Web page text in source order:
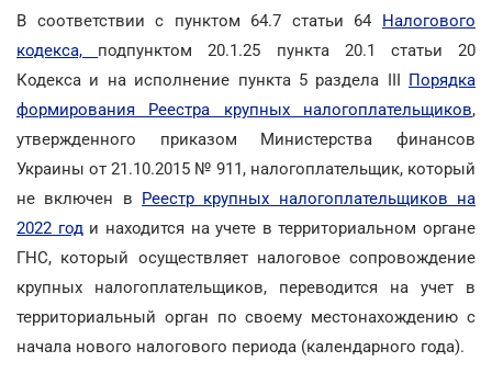
В соответствии с пунктом 64.7 статьи 64 Налогового
кодекса, подпунктом 20.1.25 пункта 20.1 статьи 20
Кодекса и на исполнение пункта 5 раздела ІІІ Порядка
формирования Реестра крупных налогоплательщиков,
утвержденного приказом Министерства финансов
Украины от 21.10.2015 № 911, налогоплательщик, который
не включен в Реестр крупных налогоплательщиков на
2022 годи находится на учете в территориальном органе
ГНС, который осуществляет налоговое сопровождение
крупных налогоплательщиков, переводится на учет в
территориальный орган по своему местонахождению с
начала нового налогового периода (календарного года).